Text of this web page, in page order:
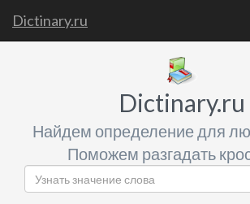
Dictinary.ru
Dictinary.ru
Найдем определение для
Поможем разгадать